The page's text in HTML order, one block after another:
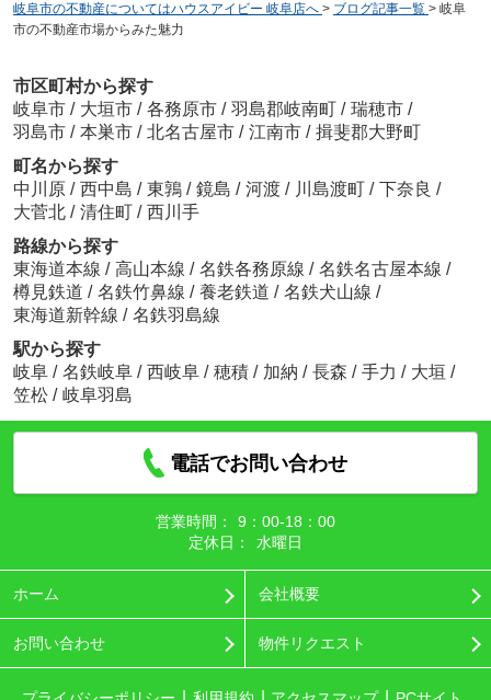
岐阜市の不動産についてはハウスアイビー 岐阜店へ > ブログ記事一覧 > 岐阜
市の不動産市場からみた魅力
市区町村から探す
岐阜市 / 大垣市 / 各務原市 / 羽島郡岐南町 / 瑞穂市 /
羽島市 / 本巣市 / 北名古屋市 / 江南市 / 揖斐郡大野町
町名から探す
中川原 / 西中島 / 東鶉 / 鏡島 / 河渡 / 川島渡町 / 下奈良 /
大菅北 / 清住町 / 西川手
路線から探す
東海道本線 / 高山本線 / 名鉄各務原線 / 名鉄名古屋本線 /
樽見鉄道 / 名鉄竹鼻線 / 養老鉄道 / 名鉄犬山線 /
東海道新幹線 / 名鉄羽島線
駅から探す
岐阜 / 名鉄岐阜 / 西岐阜 / 穂積 / 加納 / 長森 / 手力 / 大垣 /
笠松 / 岐阜羽島
電話でお問い合わせ
営業時間：
9：00‐18：00
定休日：
水曜日
ホーム 会社概要
お問い合わせ 物件リクエスト